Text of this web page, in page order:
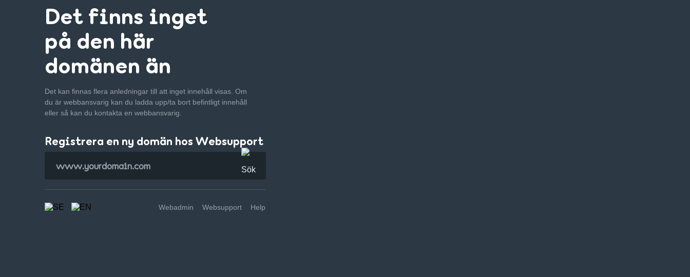
Det finns inget
på den här
domänen än
Det kan finnas flera anledningar till att inget innehåll visas. Om
du är webbansvarig kan du ladda upp/ta bort befintligt innehåll
eller så kan du kontakta en webbansvarig.
Registrera en ny domän hos Websupport
Webadmin Websupport Help